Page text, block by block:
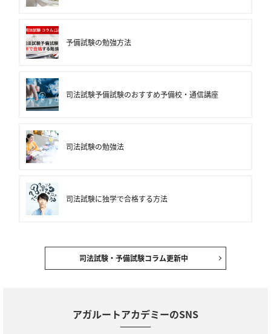
予備試験の勉強方法
司法試験予備試験のおすすめ予備校・通信講座
司法試験の勉強法
司法試験に独学で合格する方法
司法試験・予備試験コラム更新中
アガルートアカデミーのSNS